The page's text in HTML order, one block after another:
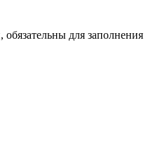
обязательны для заполнения